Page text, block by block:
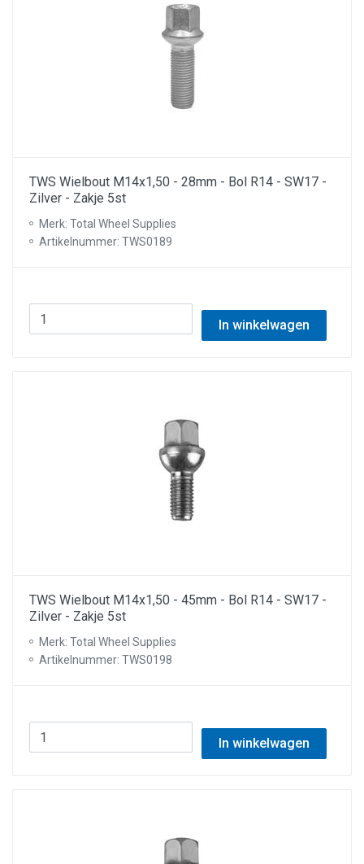
TWS Wielbout M14x1,50 - 28mm - Bol R14 - SW17 -
Zilver - Zakje 5st
Merk: Total Wheel Supplies
Artikelnummer: TWS0189
In winkelwagen
TWS Wielbout M14x1,50 - 45mm - Bol R14 - SW17 -
Zilver - Zakje 5st
Merk: Total Wheel Supplies
Artikelnummer: TWS0198
In winkelwagen